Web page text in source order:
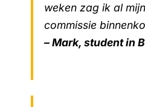
weken zag ik al
commissie
– Mark, student in